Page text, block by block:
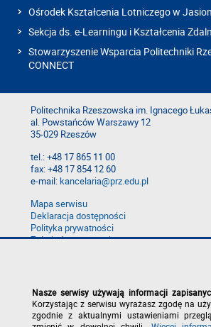
Ośrodek Kształcenia Lotniczego w
Sekcja ds. e-Learningu i Kształcenia
Stowarzyszenie Wsparcia Politechniki
CONNECT
Politechnika Rzeszowska im. Ignacego
al. Powstańców Warszawy 12
35-029 Rzeszów
tel.: +48 17 865 11 00
fax: +48 17 854 12 60
e-mail:kancelaria@prz.edu.pl
Mapa serwisu
Deklaracja dostępności
Polityka prywatności
Zgłoś błąd na stronie
Nasze serwisy używają informacji
Korzystając z serwisu wyrażasz zgodę na
zgodnie z aktualnymi ustawieniami